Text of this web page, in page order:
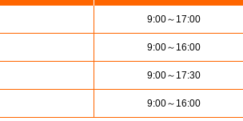
9:00～17:00
9:00～16:00
9:00～17:30
9:00～16:00